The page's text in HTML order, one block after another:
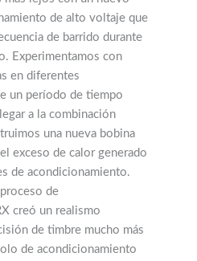
de alto voltaje que
de barrido durante
Experimentamos con
en diferentes
un período de tiempo
a la combinación
una nueva bobina
exceso de calor generado
de acondicionamiento.
de
creó un realismo
de timbre mucho más
de acondicionamiento